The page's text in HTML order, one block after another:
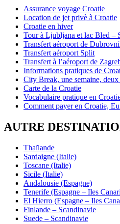
Assurance voyage Croatie
Location de jet privè à Croatie
Croatie en hiver
Tour à Ljubljana et lac Bled –
Transfert aéroport de
Transfert aéroport Split
Transfert à l’aéroport de
Informations pratiques de
City Break, une semaine, deux
Carte de la Croatie
Vocabulaire pratique en
Comment payer en Croatie,
AUTRE
Thaïlande
Sardaigne (Italie)
Toscane (Italie)
Sicile (Italie)
Andalousie (Espagne)
Tenerife (Espagne – Iles
El Hierro (Espagne – Iles
Finlande – Scandinavie
Suede – Scandinavie